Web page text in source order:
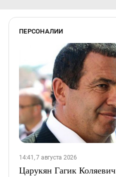
ПЕРСОНАЛИИ
14:41, 7 августа 2026
Царукян Гагик Коляевич